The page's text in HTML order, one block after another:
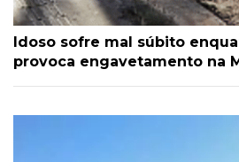
Idoso sofre mal súbito
provoca engavetamento na